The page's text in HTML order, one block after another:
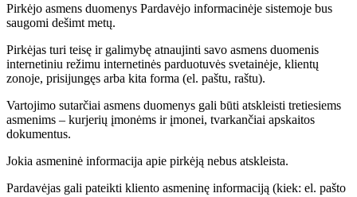
Pirkėjo asmens duomenys Pardavėjo informacinėje sistemoje bus
saugomi dešimt metų.
Pirkėjas turi teisę ir galimybę atnaujinti savo asmens duomenis
internetiniu režimu internetinės parduotuvės svetainėje, klientų
zonoje, prisijungęs arba kita forma (el. paštu, raštu).
Vartojimo sutarčiai asmens duomenys gali būti atskleisti tretiesiems
asmenims – kurjerių įmonėms ir įmonei, tvarkančiai apskaitos
dokumentus.
Jokia asmeninė informacija apie pirkėją nebus atskleista.
Pardavėjas gali pateikti kliento asmeninę informaciją (kiek: el. pašto